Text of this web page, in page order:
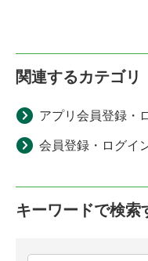
関連するカテゴリ
アプリ会員登録・
会員登録・ログイ
キーワードで検索